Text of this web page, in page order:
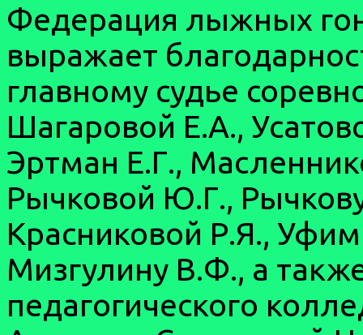
Федерация лыжных
выражает
главному судье
Шагаровой Е.А.,
Эртман Е.Г.,
Рычковой Ю.Г.,
Красниковой Р.Я.,
Мизгулину В.Ф., а
педагогического